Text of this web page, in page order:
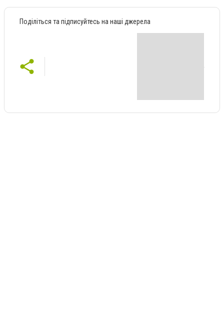
Поділіться та підписуйтесь на наші джерела